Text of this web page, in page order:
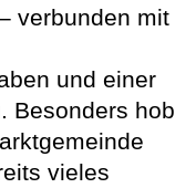
verbunden mit
und einer
Besonders hob
vieles